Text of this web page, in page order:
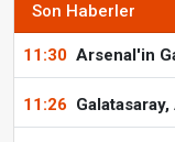
Son Haberler
11:30 Arsenal'in
11:26 Galatasaray,